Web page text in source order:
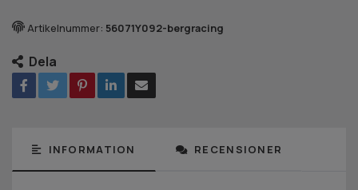
Artikelnummer: 56071Y092-bergracing
Dela
INFORMATION RECENSIONER